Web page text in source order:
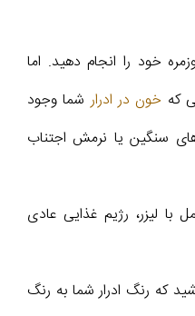
خود را انجام دهید. اما
که خون در ادرارشما وجود
هاى سنگین یا نرمش اجتناب
لیزر، رژیم غذایى عادی
که رنگ ادرار شما به رنگ